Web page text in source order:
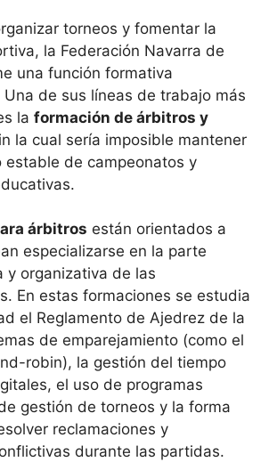
torneos y fomentar la
la Federación Navarra de
una función formativa
de sus líneas de trabajo más
la formación de árbitros y
la cual sería imposible mantener
estable de campeonatos y
árbitros están orientados a
especializarse en la parte
y organizativa de las
En estas formaciones se estudia
el Reglamento de Ajedrez de la
de emparejamiento (como el
robin), la gestión del tiempo
el uso de programas
gestión de torneos y la forma
reclamaciones y
durante las partidas.